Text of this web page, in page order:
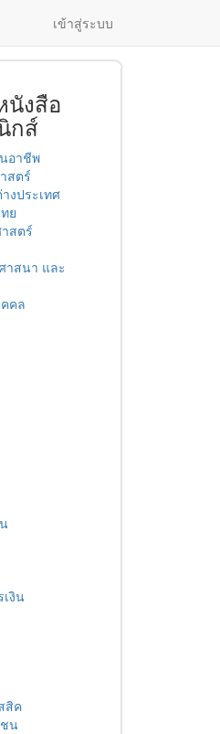
เข้าสู่ระบบ
งสือ
กส์
อาชีพ
สตร์
งประเทศ
ย
สตร์
าสนา และ
คล
งิน
สิค
น